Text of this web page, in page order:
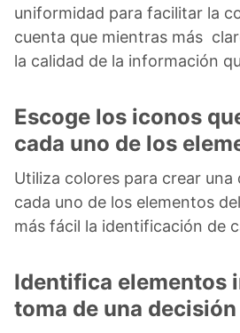
uniformidad para facilitar la
cuenta que mientras más
la calidad de la información
Escoge los iconos
cada uno de los
Utiliza colores para crear
cada uno de los elementos
más fácil la identificación de
Identifica elementos
toma de una decisión